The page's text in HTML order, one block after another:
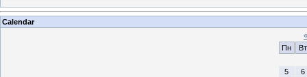
Calendar
«
Пн
Вт
5
6